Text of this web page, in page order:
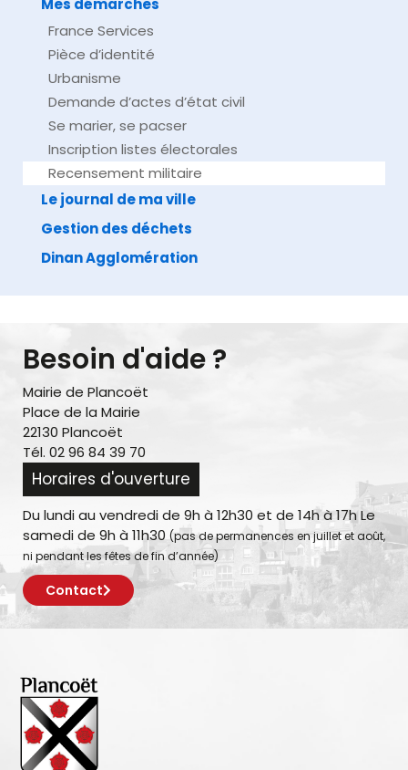
France Services
Pièce d’identité
Urbanisme
Demande d’actes d’état civil
Se marier, se pacser
Inscription listes électorales
Recensement militaire
Le journal de ma ville
Gestion des déchets
Dinan Agglomération
Besoin d'aide ?
Mairie de Plancoët
Place de la Mairie
22130 Plancoët
Tél. 02 96 84 39 70
Horaires d'ouverture
Du lundi au vendredi de 9h à 12h30 et de 14h à 17h Le
samedi de 9h à 11h30 (pas de permanences en juillet et août,
ni pendant les fêtes de fin d’année)
Contact